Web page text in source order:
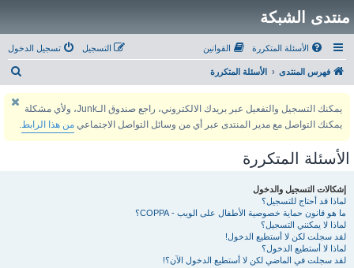
منتدى الشبكة
الأسئلة المتكررة القوانين تسجيل الدخول التسجيل
فهرس المنتدى الأسئلة المتكررة
يمكنك التسجيل والتفعيل عبر بريدك الالكتروني، راجع صندوق الـJunk، ولأي مشكلة
يمكنك التواصل مع مدير المنتدى عبر أي من وسائل التواصل الاجتماعي من هذا الرابط.
الأسئلة المتكررة
إشكالات التسجيل والدخول
لماذا قد أحتاج للتسجيل؟
ما هو قانون حماية خصوصية الأطفال على الويب - COPPA؟
لماذا لا يمكنني التسجيل؟
لقد سجلت لكن لا أستطيع الدخول!
لماذا لا أستطيع الدخول؟
لقد سجلت في الماضي لكن لا أستطيع الدخول الآن؟!